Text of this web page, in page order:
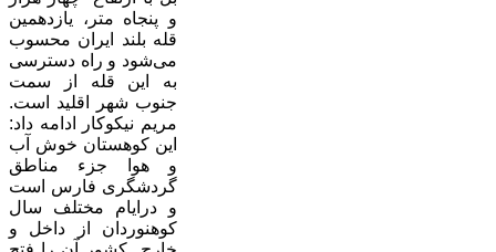
و پنجاه متر، یازدهمین
قله بلند ایران محسوب
می‌شود و راه دسترسی
به این قله از سمت
جنوب شهر اقلید است.
مریم نیکوکار ادامه داد:
این کوهستان خوش آب
و هوا جزء مناطق
گردشگری فارس است
و درایام مختلف سال
کوهنوردان از داخل و